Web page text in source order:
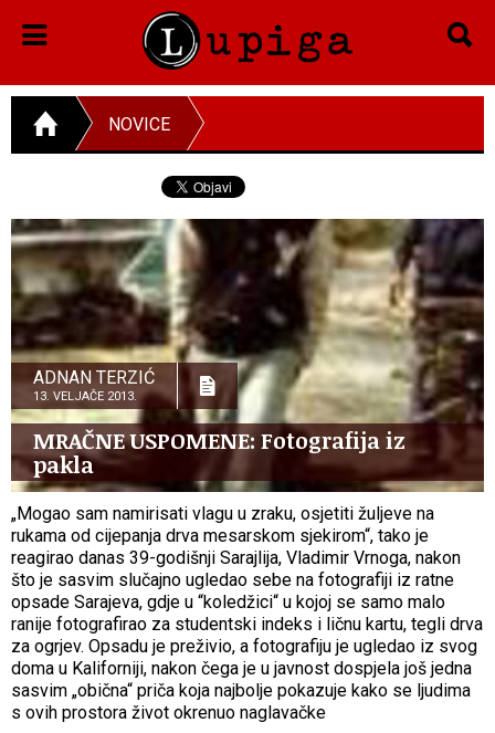
NOVICE
ADNAN TERZIĆ
13. VELJAČE 2013.
MRAČNE USPOMENE: Fotografija iz
pakla
„Mogao sam namirisati vlagu u zraku, osjetiti žuljeve na
rukama od cijepanja drva mesarskom sjekirom“, tako je
reagirao danas 39-godišnji Sarajlija, Vladimir Vrnoga, nakon
što je sasvim slučajno ugledao sebe na fotografiji iz ratne
opsade Sarajeva, gdje u “koledžici“ u kojoj se samo malo
ranije fotografirao za studentski indeks i ličnu kartu, tegli drva
za ogrjev. Opsadu je preživio, a fotografiju je ugledao iz svog
doma u Kaliforniji, nakon čega je u javnost dospjela još jedna
sasvim „obična“ priča koja najbolje pokazuje kako se ljudima
s ovih prostora život okrenuo naglavačke